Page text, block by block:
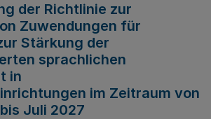
der Richtlinie zur
Zuwendungen für
Stärkung der
sprachlichen
in
im Zeitraum von
Juli 2027